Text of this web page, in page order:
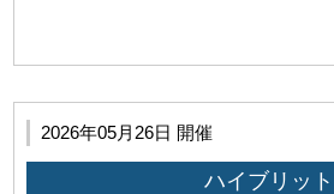
2026年05月26日 開催
ハイブリット